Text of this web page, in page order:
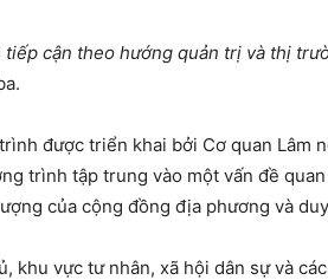
cận theo hướng quản trị và thị
được triển khai bởi Cơ quan Lâm
trình tập trung vào một vấn đề
của cộng đồng địa phương và
vực tư nhân, xã hội dân sự và